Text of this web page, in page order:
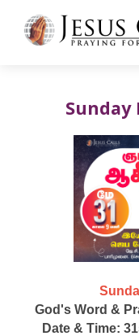
Sunday
God's Word &
Date & Time: